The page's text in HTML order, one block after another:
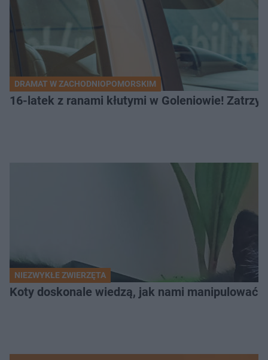
DRAMAT W ZACHODNIOPOMORSKIM
16-latek z ranami kłutymi w Goleniowie!
NIEZWYKŁE ZWIERZĘTA
Koty doskonale wiedzą, jak nami